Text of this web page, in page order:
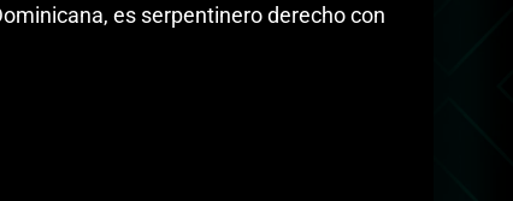
es serpentinero derecho con